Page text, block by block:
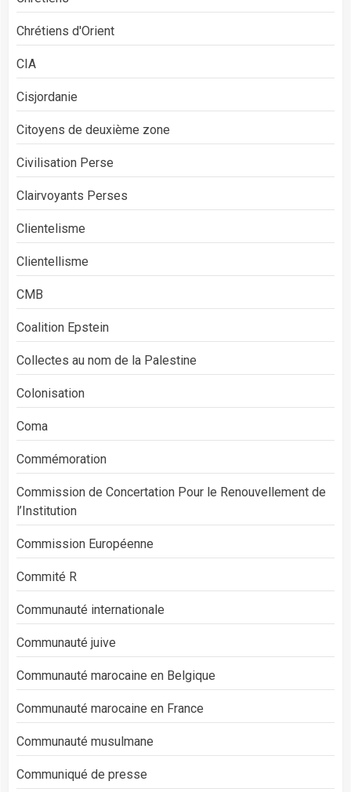
Chrétiens d'Orient
CIA
Cisjordanie
Citoyens de deuxième zone
Civilisation Perse
Clairvoyants Perses
Clientelisme
Clientellisme
CMB
Coalition Epstein
Collectes au nom de la Palestine
Colonisation
Coma
Commémoration
Commission de Concertation Pour le Renouvellement de
l’Institution
Commission Européenne
Commité R
Communauté internationale
Communauté juive
Communauté marocaine en Belgique
Communauté marocaine en France
Communauté musulmane
Communiqué de presse